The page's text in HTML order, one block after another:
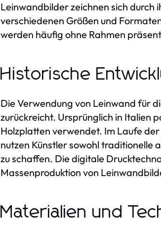
Leinwandbilder zeichnen sich durch
verschiedenen Größen und
werden häufig ohne Rahmen
Historische
Die Verwendung von Leinwand für
zurückreicht. Ursprünglich in Italien
Holzplatten verwendet. Im Laufe
nutzen Künstler sowohl traditionelle
zu schaffen. Die digitale
Massenproduktion von
Materialien und